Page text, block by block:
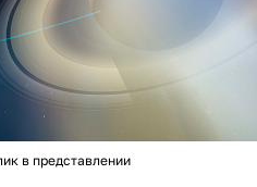
в представлении